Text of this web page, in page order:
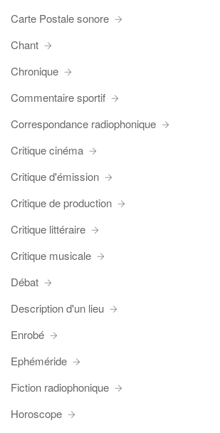
Carte Postale sonore
Chant
Chronique
Commentaire sportif
Correspondance radiophonique
Critique cinéma
Critique d'émission
Critique de production
Critique littéraire
Critique musicale
Débat
Description d'un lieu
Enrobé
Ephéméride
Fiction radiophonique
Horoscope